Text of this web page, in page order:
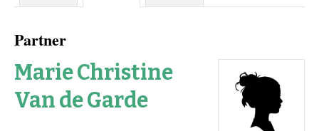
Partner
Marie Christine
Van de Garde